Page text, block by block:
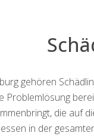
gehören
Problemlösung
die auf
in der